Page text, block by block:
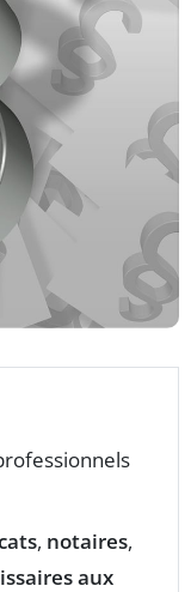
, notaires,
aux